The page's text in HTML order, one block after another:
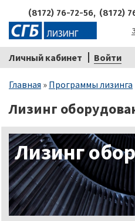
(8172) 76-72-56, (8172)
Личный кабинет Войти
Строка
Главная Программы лизинга
Лизинг
Лизинг